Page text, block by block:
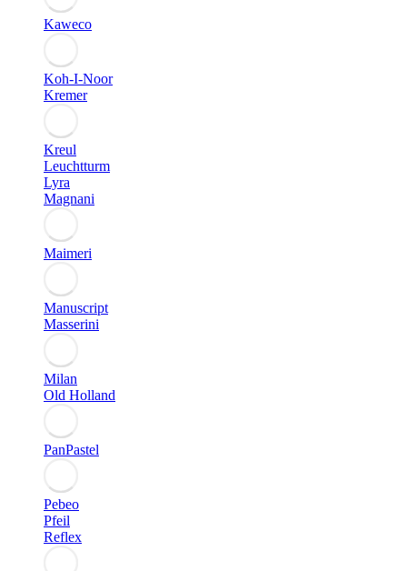
Kaweco
Koh-I-Noor
Kremer
Kreul
Leuchtturm
Lyra
Magnani
Maimeri
Manuscript
Masserini
Milan
Old Holland
PanPastel
Pebeo
Pfeil
Reflex